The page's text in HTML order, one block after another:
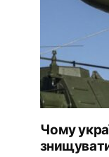
Чому
знищувати